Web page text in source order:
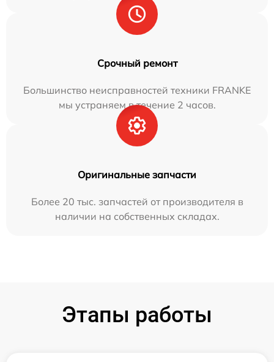
Срочный ремонт
Большинство неисправностей техники FRANKE
мы устраняем в течение 2 часов.
Оригинальные запчасти
Более 20 тыс. запчастей от производителя в
наличии на собственных складах.
Этапы работы